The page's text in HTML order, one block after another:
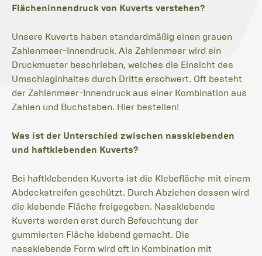
Flächeninnendruck von Kuverts verstehen?
Unsere Kuverts haben standardmäßig einen grauen
Zahlenmeer-Innendruck. Als Zahlenmeer wird ein
Druckmuster beschrieben, welches die Einsicht des
Umschlaginhaltes durch Dritte erschwert. Oft besteht
der Zahlenmeer-Innendruck aus einer Kombination aus
Zahlen und Buchstaben. Hier bestellen!
Was ist der Unterschied zwischen nassklebenden
und haftklebenden Kuverts?
Bei haftklebenden Kuverts ist die Klebefläche mit einem
Abdeckstreifen geschützt. Durch Abziehen dessen wird
die klebende Fläche freigegeben. Nassklebende
Kuverts werden erst durch Befeuchtung der
gummierten Fläche klebend gemacht. Die
nassklebende Form wird oft in Kombination mit